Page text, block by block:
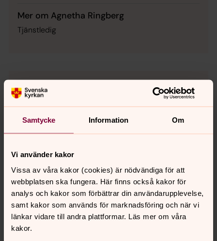
Samtycke Information Om
Vi använder kakor
Vissa av våra kakor (cookies) är nödvändiga för att
webbplatsen ska fungera. Här finns också kakor för
analys och kakor som förbättrar din användarupplevelse,
samt kakor som används för marknadsföring och när vi
länkar vidare till andra plattformar. Läs mer om våra
kakor.
Mer om Agnetha Ringberg
Tjänstledig
Maria Lagergren
Diakon, Torslanda-Björlanda församling